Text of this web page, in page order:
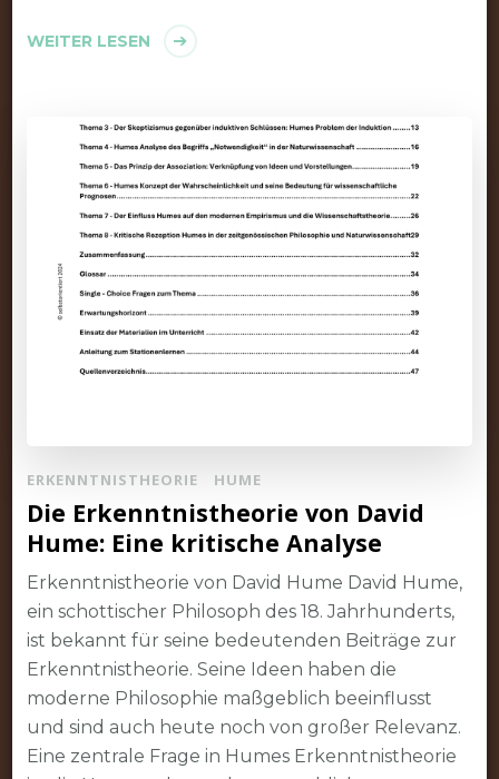
WEITER LESEN
ERKENNTNISTHEORIE HUME
Die Erkenntnistheorie von David
Hume: Eine kritische Analyse
Erkenntnistheorie von David Hume David Hume,
ein schottischer Philosoph des 18. Jahrhunderts,
ist bekannt für seine bedeutenden Beiträge zur
Erkenntnistheorie. Seine Ideen haben die
moderne Philosophie maßgeblich beeinflusst
und sind auch heute noch von großer Relevanz.
Eine zentrale Frage in Humes Erkenntnistheorie